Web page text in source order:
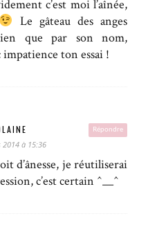
c’est moi l’aînée,
Le gâteau des anges
que par son nom,
impatience ton essai !
Répondre
2014 à 15:36
d’ânesse, je réutiliserai
c’est certain ^__^